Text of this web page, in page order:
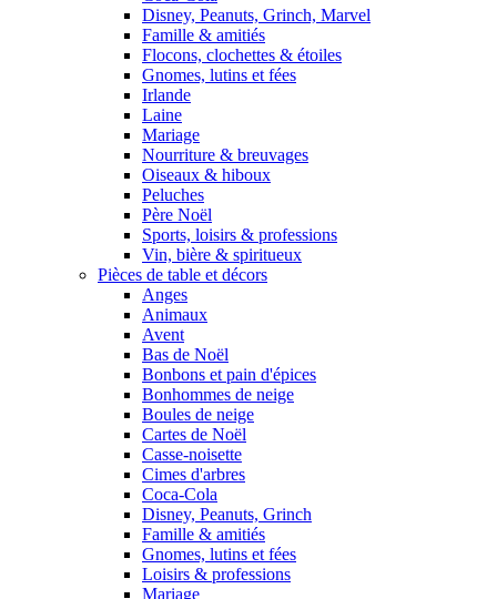
Disney, Peanuts, Grinch, Marvel
Famille & amitiés
Flocons, clochettes & étoiles
Gnomes, lutins et fées
Irlande
Laine
Mariage
Nourriture & breuvages
Oiseaux & hiboux
Peluches
Père Noël
Sports, loisirs & professions
Vin, bière & spiritueux
Pièces de table et décors
Anges
Animaux
Avent
Bas de Noël
Bonbons et pain d'épices
Bonhommes de neige
Boules de neige
Cartes de Noël
Casse-noisette
Cimes d'arbres
Coca-Cola
Disney, Peanuts, Grinch
Famille & amitiés
Gnomes, lutins et fées
Loisirs & professions
Mariage